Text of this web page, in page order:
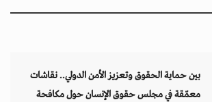
بين حماية الحقوق وتعزيز الأمن الدولي.. نقاشات
معمّقة في مجلس حقوق الإنسان حول مكافحة